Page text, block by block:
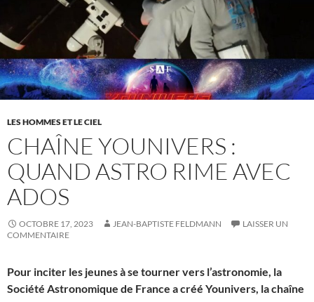
LES HOMMES ET LE CIEL
CHAÎNE YOUNIVERS :
QUAND ASTRO RIME AVEC
ADOS
OCTOBRE 17, 2023 JEAN-BAPTISTE FELDMANN
LAISSER UN
COMMENTAIRE
Pour inciter les jeunes à se tourner vers l’astronomie, la
Société Astronomique de France a créé Younivers, la chaîne